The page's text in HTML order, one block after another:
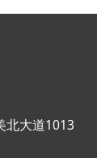
北大道1013